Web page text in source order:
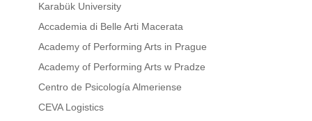
Karabük University
Accademia di Belle Arti Macerata
Academy of Performing Arts in Prague
Academy of Performing Arts w Pradze
Centro de Psicología Almeriense
CEVA Logistics